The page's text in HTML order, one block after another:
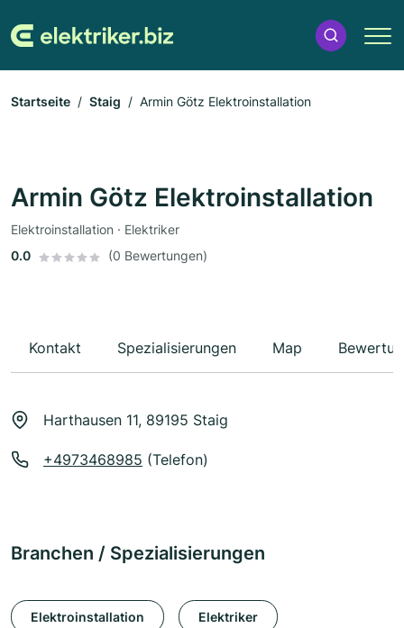
Startseite Staig Armin Götz Elektroinstallation
Armin Götz Elektroinstallation
Elektroinstallation · Elektriker
0.0
(0 Bewertungen)
Kontakt Spezialisierungen Map
Harthausen 11, 89195 Staig
+4973468985 (Telefon)
Branchen / Spezialisierungen
Elektroinstallation Elektriker